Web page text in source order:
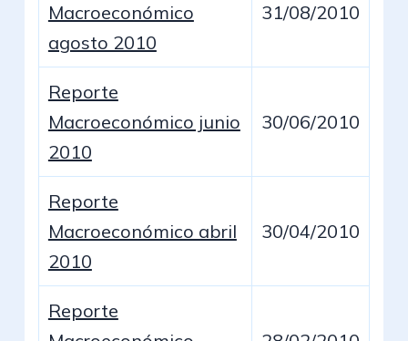
Macroeconómico
agosto 2010
31/08/2010
Reporte
Macroeconómico junio
2010
30/06/2010
Reporte
Macroeconómico abril
2010
30/04/2010
Reporte